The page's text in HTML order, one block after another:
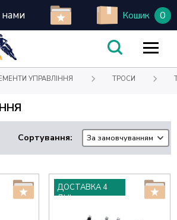
нами Кошик 0
УПРАВЛІННЯ ТРОСИ
Сортування: За замовчуванням
ДОСТАВКА 4
ДНІ